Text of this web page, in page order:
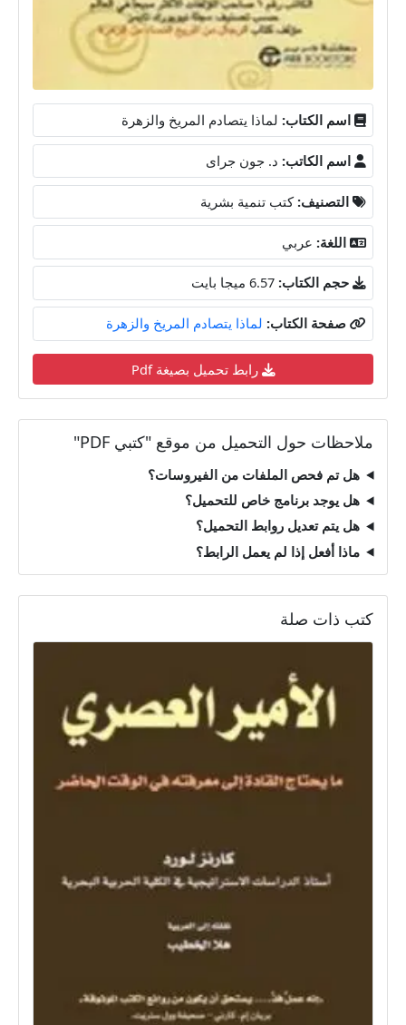
اسم الكتاب: لماذا يتصادم المريخ والزهرة
اسم الكاتب: د. جون جراى
التصنيف: كتب تنمية بشرية
اللغة: عربي
حجم الكتاب: 6.57 ميجا بايت
صفحة الكتاب: لماذا يتصادم المريخ والزهرة
رابط تحميل بصيغة Pdf
ملاحظات حول التحميل من موقع "كتبي PDF"
هل تم فحص الملفات من الفيروسات؟
هل يوجد برنامج خاص للتحميل؟
هل يتم تعديل روابط التحميل؟
ماذا أفعل إذا لم يعمل الرابط؟
كتب ذات صلة